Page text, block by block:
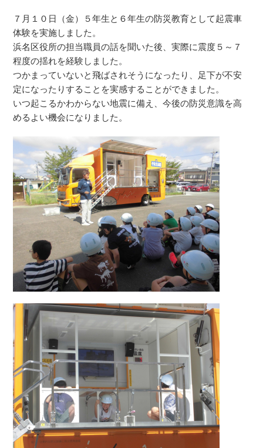
７月１０日（金）５年生と６年生の防災教育として起震車
体験を実施しました。
浜名区役所の担当職員の話を聞いた後、実際に震度５～７
程度の揺れを経験しました。
つかまっていないと飛ばされそうになったり、足下が不安
定になったりすることを実感することができました。
いつ起こるかわからない地震に備え、今後の防災意識を高
めるよい機会になりました。